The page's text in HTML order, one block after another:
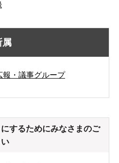
属
報・議事グループ
するためにみなさまのご